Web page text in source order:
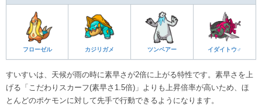
フローゼル カジリガメ ツンベアー イダイトウ♂
すいすいは、天候が雨の時に素早さが2倍に上がる特性です。素早さを上
げる「こだわりスカーフ(素早さ1.5倍)」よりも上昇倍率が高いため、ほ
とんどのポケモンに対して先手で行動できるようになります。